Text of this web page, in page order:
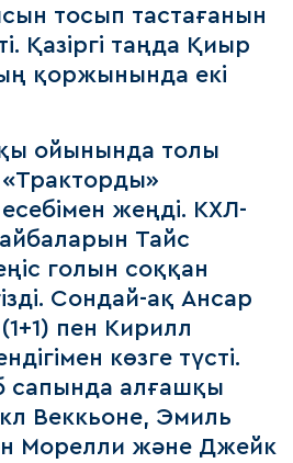
тосып тастағанын
Қазіргі таңда Қиыр
қоржынында екі
ойынында толы
жеңді. КХЛ-
Тайс
голын соққан
Сондай-ақ Ансар
пен Кирилл
көзге түсті.
сапында алғашқы
Веккьоне, Эмиль
Морелли және Джейк